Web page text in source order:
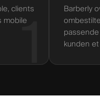
1
clients
mobile
Barberly
kunden